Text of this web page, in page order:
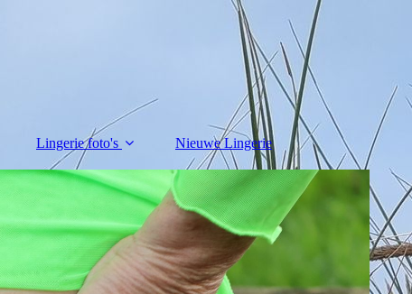
Lingerie foto's Nieuwe Lingerie